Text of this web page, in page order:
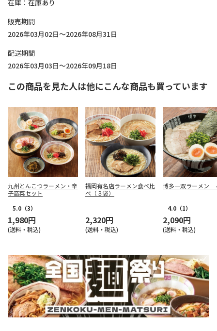
在庫
在庫あり
販売期間
2026年03月02日～2026年08月31日
配送期間
2026年03月03日～2026年09月18日
この商品を見た人は他にこんな商品も買っています
九州とんこつラーメン・辛
子高菜セット
5.0 （3）
1,980円
(送料・税込)
福岡有名店ラーメン食べ比
べ（３袋）
2,320円
(送料・税込)
博多一双ラーメン
4.0 （1）
2,090円
(送料・税込)